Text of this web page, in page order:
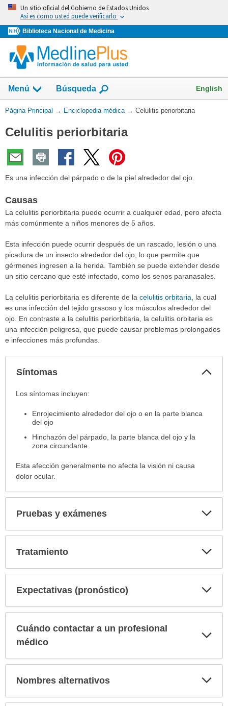
Omita
vaya
al
Contenido
Un sitio oficial del Gobierno de Estados Unidos
Así es como usted puede verificarlo
Biblioteca Nacional de Medicina
Menú Búsqueda English
Usted
aquí:
Página Principal → Enciclopedia médica → Celulitis periorbitaria
Celulitis periorbitaria
Es una infección del párpado o de la piel alrededor del ojo.
Causas
La celulitis periorbitaria puede ocurrir a cualquier edad, pero afecta
más comúnmente a niños menores de 5 años.
Esta infección puede ocurrir después de un rascado, lesión o una
picadura de un insecto alrededor del ojo, lo que permite que
gérmenes ingresen a la herida. También se puede extender desde
un sitio cercano que esté infectado, como los senos paranasales.
La celulitis periorbitaria es diferente de la celulitis orbitaria , la cual
es una infección del tejido grasoso y los músculos alrededor del
ojo. En contraste a la celulitis periorbitaria, la celulitis orbitaria es
una infección peligrosa, que puede causar problemas prolongados
e infecciones más profundas.
Síntomas
Síntomas
extendido.
Los síntomas incluyen:
Enrojecimiento alrededor del ojo o en la parte blanca
del ojo
Hinchazón del párpado, la parte blanca del ojo y la
zona circundante
Esta afección generalmente no afecta la visión ni causa
dolor ocular.
Pruebas y exámenes
Tratamiento
Expectativas (pronóstico)
Cuándo contactar a un profesional
médico
Nombres alternativos